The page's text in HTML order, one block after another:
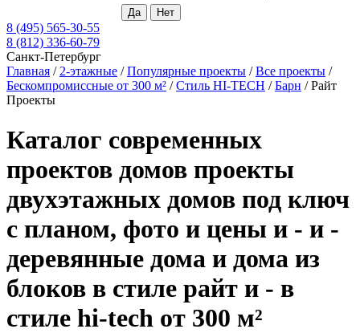
8 (495) 565-30-55
8 (812) 336-60-79
Санкт-Петербург
Главная / 2-этажные /Популярные проекты /Все проекты /
Бескомпромиссные от 300 м² /Стиль HI-TECH /Барн /Райт
Проекты
Каталог современных
проектов домов проекты
двухэтажных домов под ключ
с планом, фото и цены и - и -
деревянные дома и дома из
блоков в стиле райт и - в
стиле hi-tech от 300 м²